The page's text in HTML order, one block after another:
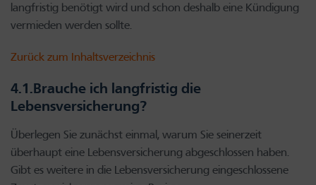
langfristig benötigt wird und schon deshalb eine Kündigung
vermieden werden sollte.
Zurück zum Inhaltsverzeichnis
4.1.Brauche ich langfristig die
Lebensversicherung?
Überlegen Sie zunächst einmal, warum Sie seinerzeit
überhaupt eine Lebensversicherung abgeschlossen haben.
Gibt es weitere in die Lebensversicherung eingeschlossene